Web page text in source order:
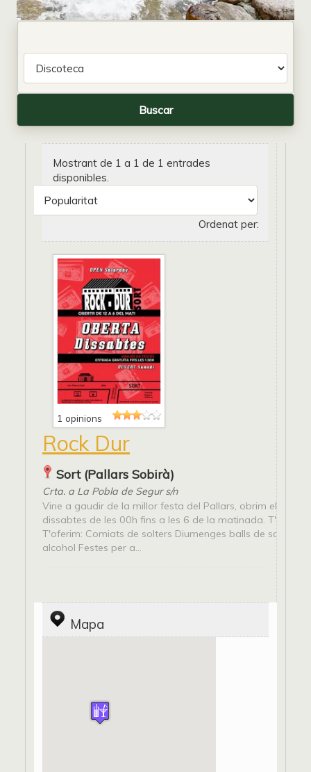
Mostrant de 1 a 1 de 1 entrades
disponibles.
Ordenat per:
1 opinions
Rock Dur
Sort (Pallars Sobirà)
Crta. a La Pobla de Segur s/n
Vine a gaudir de la millor festa del Pallars, obrim els
dissabtes de les 00h fins a les 6 de la matinada. T'hi
T'oferim: Comiats de solters Diumenges balls de saló
alcohol Festes per a...
Mapa